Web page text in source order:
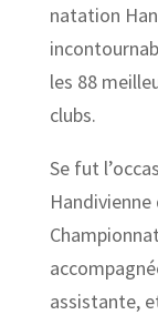
natation
les 88
clubs.
Se fut
assistante,